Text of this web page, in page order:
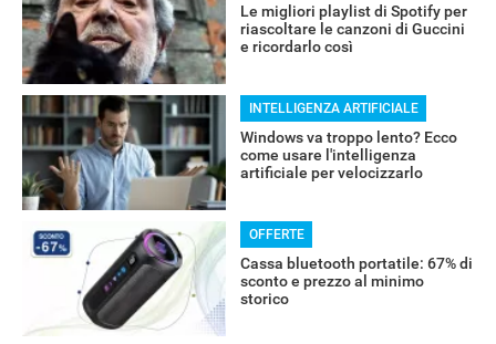
Le migliori playlist di Spotify per
riascoltare le canzoni di Guccini
e ricordarlo così
INTELLIGENZA ARTIFICIALE
Windows va troppo lento? Ecco
come usare l'intelligenza
artificiale per velocizzarlo
OFFERTE
Cassa bluetooth portatile: 67% di
sconto e prezzo al minimo
storico